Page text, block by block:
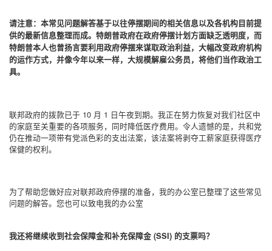
请注意：本常见问题解答基于以往停摆期间的相关信息以及各机构目前提
供的最新信息整理而成。特朗普政府在政府停摆计划方面缺乏透明度，而
特朗普本人也曾扬言要利用政府停摆来谋取政治利益，大幅改变政府机构
的运作方式，并像今年以来一样，大规模解雇公务员，将他们当作政治工
具。
联邦政府的拨款已于 10 月 1 日午夜到期。我正在努力恢复对我们社区中
的家庭至关重要的各项服务，同时降低医疗费用。令人遗憾的是，共和党
仍在推动一项带有党派色彩的支出法案，该法案将剥夺工薪家庭获得医疗
保健的权利。
为了帮助您做好应对联邦政府停摆的准备，我的办公室已整理了这些常见
问题的解答。您也可以致电我的办公室
我还将继续收到社会保障金和补充保障金 (SSI) 的支票吗？